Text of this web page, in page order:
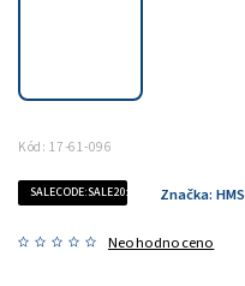
Kód: 17-61-096
SALECODE:SALE20:20:%
Neohodnoceno
Značka: HMS